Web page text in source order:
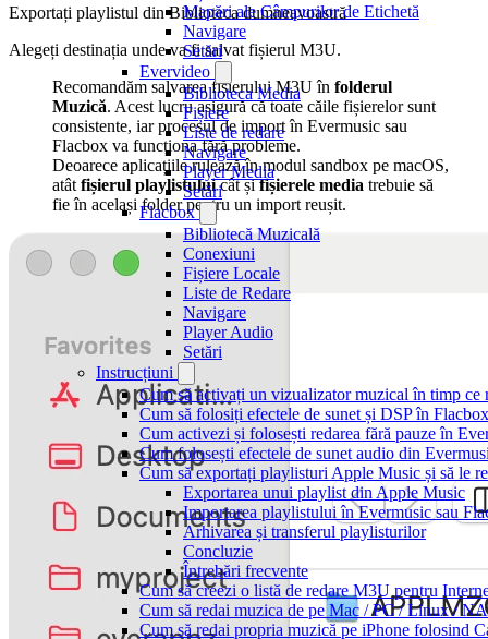
Mapări ale Câmpurilor de Etichetă
Navigare
Setări
Evervideo
Biblioteca Media
Fișiere
Liste de redare
Navigare
Player Media
Setări
Flacbox
Bibliotecă Muzicală
Conexiuni
Fișiere Locale
Liste de Redare
Navigare
Player Audio
Setări
Instrucțiuni
Cum să activați un vizualizator muzical în timp ce
Cum să folosiți efectele de sunet și DSP în
Cum activezi și folosești redarea fără pauze în
Cum folosești efectele de sunet audio din
Cum să exportați playlisturi Apple Music și să le
Exportarea unui playlist din Apple Music
Importarea playlistului în Evermusic sau
Arhivarea și transferul playlisturilor
Concluzie
Întrebări frecvente
Cum să creezi o listă de redare M3U pentru
Cum să redai muzica de pe Mac / PC / Linux /
Cum să redai propria muzică pe iPhone folosind
Exportați playlistul din Biblioteca dumneavoastră
Alegeți destinația unde va fi salvat fișierul M3U.
Recomandăm salvarea fișierului M3U în folderul
Muzică. Acest lucru asigură că toate căile fișierelor sunt
consistente, iar procesul de import în Evermusic sau
Flacbox va funcționa fără probleme.
Deoarece aplicațiile rulează în modul sandbox pe macOS,
atât fișierul playlistuluicât șifișierele media trebuie să
fie în același folder pentru un import reușit.